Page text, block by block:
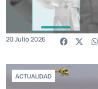
20 Julio 2026
ACTUALIDAD